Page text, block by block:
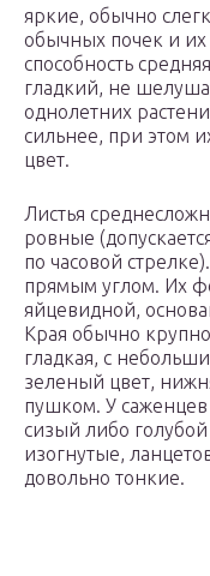
яркие, обычно
обычных почек и их
способность
гладкий, не
однолетних
сильнее, при этом
цвет.
Листья
ровные
по часовой
прямым углом. Их
яйцевидной,
Края обычно
гладкая, с
зеленый цвет,
пушком. У саженцев
сизый либо
изогнутые,
довольно тонкие.